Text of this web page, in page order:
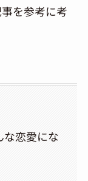
を参考に考
恋愛にな